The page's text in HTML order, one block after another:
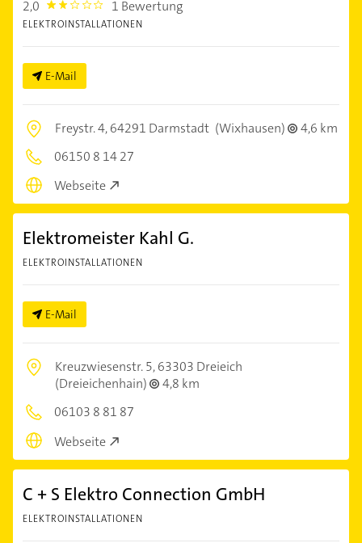
2,0 2.0 1 Bewertung
ELEKTROINSTALLATIONEN
E-Mail
Freystr. 4,64291 Darmstadt (Wixhausen)
4,6 km
06150 8 14 27
Webseite
Elektromeister Kahl G.
ELEKTROINSTALLATIONEN
E-Mail
Kreuzwiesenstr. 5,63303 Dreieich
(Dreieichenhain)
4,8 km
06103 8 81 87
Webseite
C + S Elektro Connection GmbH
ELEKTROINSTALLATIONEN